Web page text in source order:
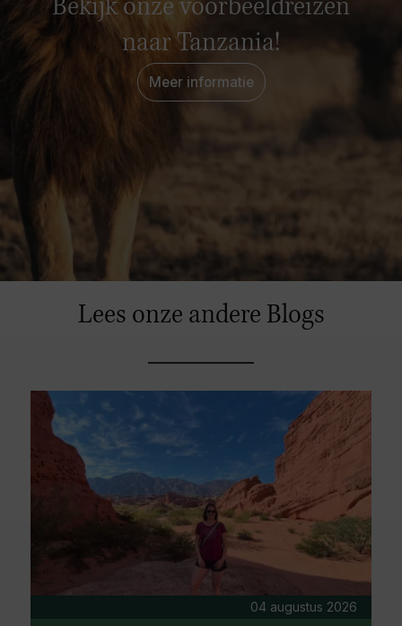
Bekijk onze voorbeeldreizen
naar Tanzania!
Meer informatie
Lees onze andere Blogs
04 augustus 2026